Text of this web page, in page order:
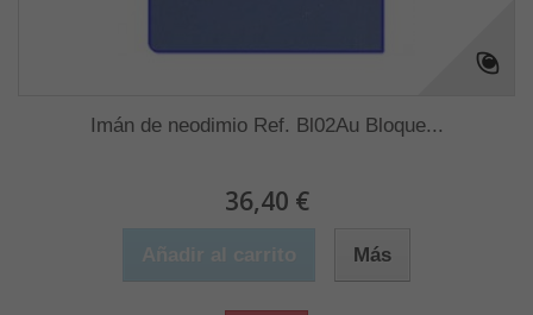
Imán de neodimio Ref. Bl02Au Bloque...
36,40 €
Más